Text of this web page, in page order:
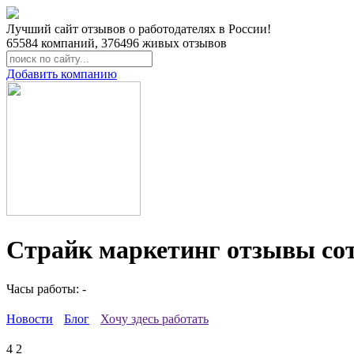
Лучший сайт отзывов о работодателях в России!
65584 компаний, 376496 живых отзывов
Добавить компанию
Страйк маркетинг отзывы
Часы работы: -
Новости Блог Хочу здесь работать
4 2